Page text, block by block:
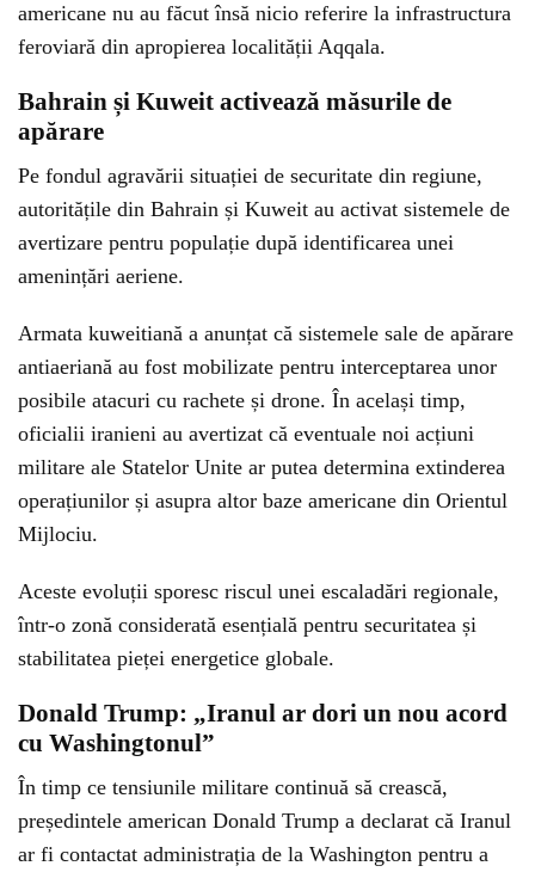
americane nu au făcut însă nicio referire la infrastructura
feroviară din apropierea localității Aqqala.
Bahrain și Kuweit activează măsurile de
apărare
Pe fondul agravării situației de securitate din regiune,
autoritățile din Bahrain și Kuweit au activat sistemele de
avertizare pentru populație după identificarea unei
amenințări aeriene.
Armata kuweitiană a anunțat că sistemele sale de apărare
antiaeriană au fost mobilizate pentru interceptarea unor
posibile atacuri cu rachete și drone. În același timp,
oficialii iranieni au avertizat că eventuale noi acțiuni
militare ale Statelor Unite ar putea determina extinderea
operațiunilor și asupra altor baze americane din Orientul
Mijlociu.
Aceste evoluții sporesc riscul unei escaladări regionale,
într-o zonă considerată esențială pentru securitatea și
stabilitatea pieței energetice globale.
Donald Trump: „Iranul ar dori un nou acord
cu Washingtonul”
În timp ce tensiunile militare continuă să crească,
președintele american Donald Trump a declarat că Iranul
ar fi contactat administrația de la Washington pentru a